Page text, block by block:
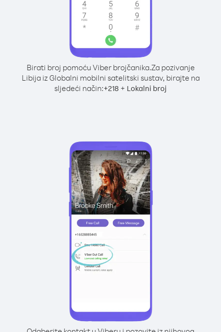
Birati broj pomoću Viber brojčanika.Za pozivanje
Libija iz Globalni mobilni satelitski sustav, birajte na
sljedeći način:+218 + Lokalni broj